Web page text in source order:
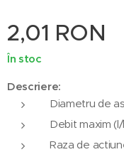
2,01 RON
În stoc
Descriere:
Diametru de
Debit maxim
Raza de